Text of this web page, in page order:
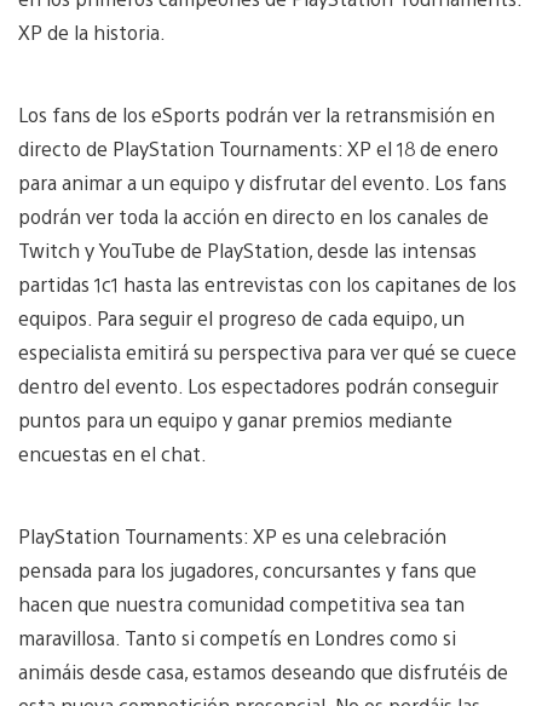
XP de la historia.
Los fans de los eSports podrán ver la retransmisión en
directo de PlayStation Tournaments: XP el 18 de enero
para animar a un equipo y disfrutar del evento. Los fans
podrán ver toda la acción en directo en los canales de
Twitch y YouTube de PlayStation, desde las intensas
partidas 1c1 hasta las entrevistas con los capitanes de los
equipos. Para seguir el progreso de cada equipo, un
especialista emitirá su perspectiva para ver qué se cuece
dentro del evento. Los espectadores podrán conseguir
puntos para un equipo y ganar premios mediante
encuestas en el chat.
PlayStation Tournaments: XP es una celebración
pensada para los jugadores, concursantes y fans que
hacen que nuestra comunidad competitiva sea tan
maravillosa. Tanto si competís en Londres como si
animáis desde casa, estamos deseando que disfrutéis de